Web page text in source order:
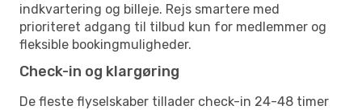
indkvartering og billeje. Rejs smartere med
prioriteret adgang til tilbud kun for medlemmer og
fleksible bookingmuligheder.
Check-in og klargøring
De fleste flyselskaber tillader check-in 24-48 timer